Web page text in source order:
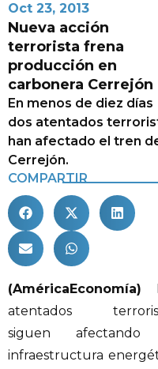
Oct 23, 2013
Nueva acción
terrorista frena
producción en
carbonera Cerrejón
En menos de diez días
dos atentados
han afectado el tren
Cerrejón.
COMPARTIR
(AméricaEconomía)
atentados
siguen
infraestructura